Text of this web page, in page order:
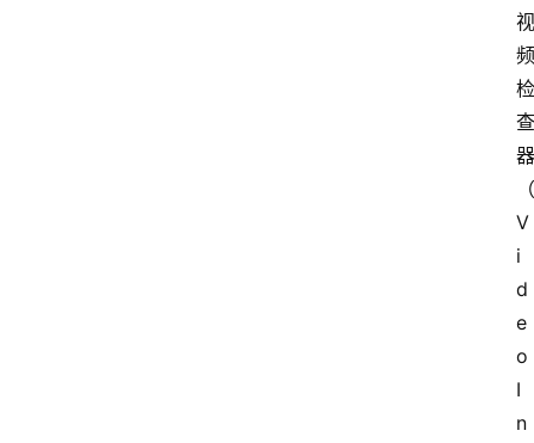
视
频
检
查
器
（
V
i
d
e
o
I
n